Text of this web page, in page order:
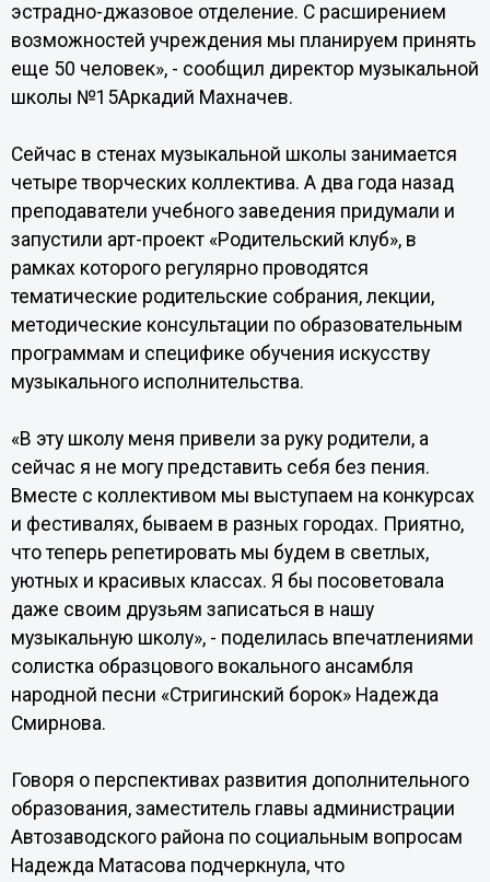
эстрадно-джазовое отделение. С расширением
возможностей учреждения мы планируем принять
еще 50 человек», - сообщил директор музыкальной
школы №15Аркадий Махначев.
Сейчас в стенах музыкальной школы занимается
четыре творческих коллектива. А два года назад
преподаватели учебного заведения придумали и
запустили арт-проект «Родительский клуб», в
рамках которого регулярно проводятся
тематические родительские собрания, лекции,
методические консультации по образовательным
программам и специфике обучения искусству
музыкального исполнительства.
«В эту школу меня привели за руку родители, а
сейчас я не могу представить себя без пения.
Вместе с коллективом мы выступаем на конкурсах
и фестивалях, бываем в разных городах. Приятно,
что теперь репетировать мы будем в светлых,
уютных и красивых классах. Я бы посоветовала
даже своим друзьям записаться в нашу
музыкальную школу», - поделилась впечатлениями
солистка образцового вокального ансамбля
народной песни «Стригинский борок» Надежда
Смирнова.
Говоря о перспективах развития дополнительного
образования, заместитель главы администрации
Автозаводского района по социальным вопросам
Надежда Матасова подчеркнула, что